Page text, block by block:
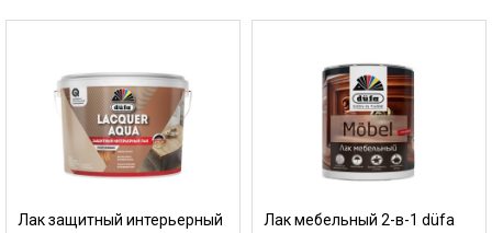
Лак защитный интерьерный
Лак мебельный 2-в-1 düfa